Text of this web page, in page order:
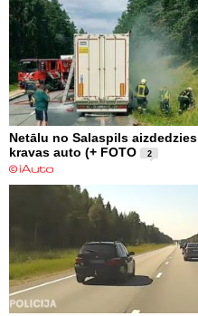
Netālu no Salaspils aizdedzies
kravas auto (+ FOTO
2